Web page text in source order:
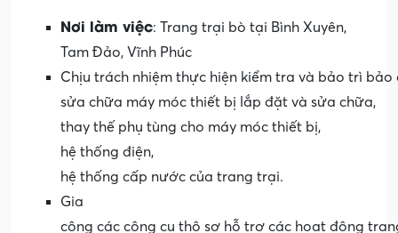
Nơi làm việc: Trang trại bò tại Bình Xuyên,
Tam Đảo, Vĩnh Phúc
Chịu trách nhiệm thực hiện kiểm tra và bảo trì bảo
sửa chữa máy móc thiết bị lắp đặt và sửa chữa,
thay thế phụ tùng cho máy móc thiết bị,
hệ thống điện,
hệ thống cấp nước của trang trại.
Gia
công các công cụ thô sơ hỗ trợ các hoạt động